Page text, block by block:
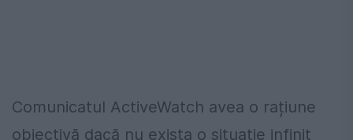
Comunicatul ActiveWatch avea o rațiune
obiectivă dacă nu exista o situație infinit